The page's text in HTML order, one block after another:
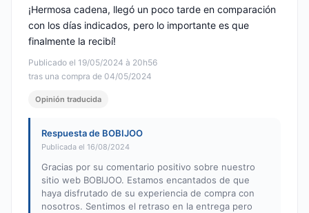
Publicado el 19/05/2024 à 20h56
tras una compra de 04/05/2024
¡Hermosa cadena, llegó un poco tarde en comparación
con los días indicados, pero lo importante es que
finalmente la recibí!
Opinión traducida
Respuesta de BOBIJOO
Publicada el 16/08/2024
Gracias por su comentario positivo sobre nuestro
sitio web BOBIJOO. Estamos encantados de que
haya disfrutado de su experiencia de compra con
nosotros. Sentimos el retraso en la entrega pero